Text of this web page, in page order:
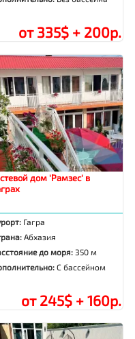
от 335$ + 200р.
дом 'Рамзес' в
Гагра
Абхазия
до моря: 350 м
С бассейном
от 245$ + 160р.